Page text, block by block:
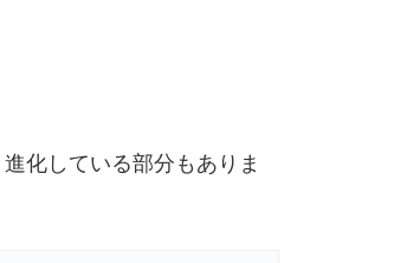
化している部分もありま